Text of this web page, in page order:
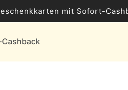
mit Sofort-
Cashback